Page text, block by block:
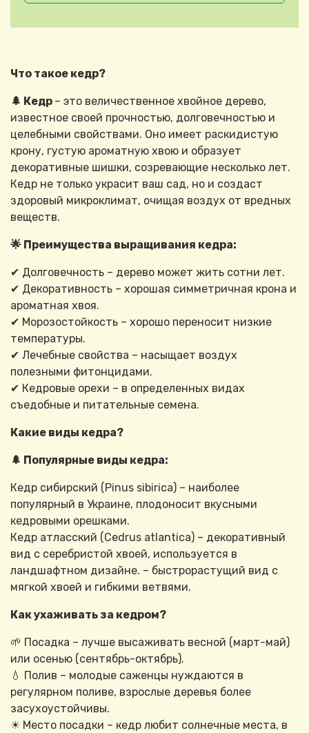
Что такое кедр?
🌲 Кедр – это величественное хвойное дерево,
известное своей прочностью, долговечностью и
целебными свойствами. Оно имеет раскидистую
крону, густую ароматную хвою и образует
декоративные шишки, созревающие несколько лет.
Кедр не только украсит ваш сад, но и создаст
здоровый микроклимат, очищая воздух от вредных
веществ.
🌟 Преимущества выращивания кедра:
✔ Долговечность – дерево может жить сотни лет.
✔ Декоративность – хорошая симметричная крона и
ароматная хвоя.
✔ Морозостойкость – хорошо переносит низкие
температуры.
✔ Лечебные свойства – насыщает воздух
полезными фитонцидами.
✔ Кедровые орехи – в определенных видах
съедобные и питательные семена.
Какие виды кедра?
🌲 Популярные виды кедра:
Кедр сибирский (Pinus sibirica) – наиболее
популярный в Украине, плодоносит вкусными
кедровыми орешками.
Кедр атласский (Cedrus atlantica) – декоративный
вид с серебристой хвоей, используется в
ландшафтном дизайне. – быстрорастущий вид с
мягкой хвоей и гибкими ветвями.
Как ухаживать за кедром?
🌱 Посадка – лучше высаживать весной (март-май)
или осенью (сентябрь-октябрь).
💧 Полив – молодые саженцы нуждаются в
регулярном поливе, взрослые деревья более
засухоустойчивы.
☀ Место посадки – кедр любит солнечные места, в